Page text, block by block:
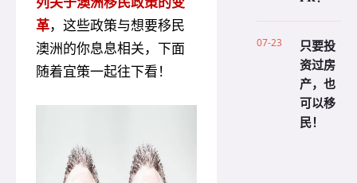
革，这些政策与想要移民
澳洲的你息息相关，下面
随着宜策一起往下看！
07-23
只要投
资过房
产，也
可以移
民！